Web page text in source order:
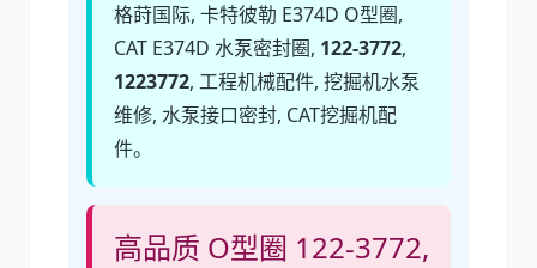
格莳国际, 卡特彼勒 E374D O型圈,
CAT E374D 水泵密封圈, 122-3772,
1223772, 工程机械配件, 挖掘机水泵
维修, 水泵接口密封, CAT挖掘机配
件。
高品质 O型圈 122-3772,